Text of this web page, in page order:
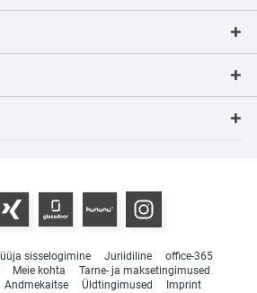
sisselogimine Juriidiline
office-365
Meie kohta
Tarne- ja maksetingimused
Andmekaitse Üldtingimused Imprint